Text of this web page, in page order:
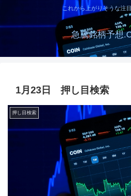
これから上がりそうな注
急騰銘柄予想
1月23日 押し目検索
押し目検索